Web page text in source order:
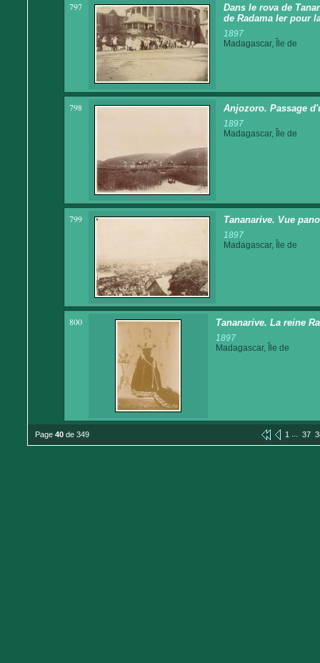
797
Dans le rova de
de Radama Ier pour
1897
Madagascar, Île de
798 Anjozoro. Passage
1897
Madagascar, Île de
799 Tananarive. Vue
1897
Madagascar, Île de
800 Tananarive. La reine
1897
Madagascar, Île de
Page 40 de 349 1 ... 37